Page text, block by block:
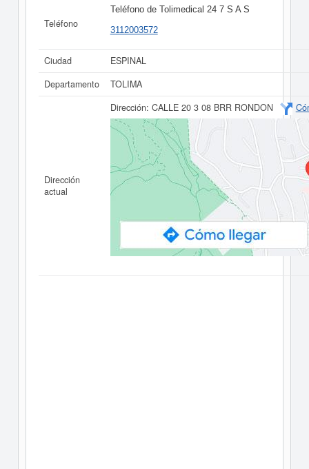
Teléfono
Teléfono de Tolimedical 24 7 S A S
3112003572
Ciudad
ESPINAL
Departamento
TOLIMA
Dirección
actual
Dirección: CALLE 20 3 08 BRR RONDON